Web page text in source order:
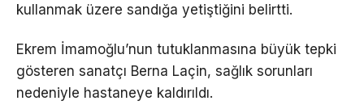
kullanmak üzere sandığa yetiştiğini belirtti.
Ekrem İmamoğlu’nun tutuklanmasına büyük tepki
gösteren sanatçı Berna Laçin, sağlık sorunları
nedeniyle hastaneye kaldırıldı.